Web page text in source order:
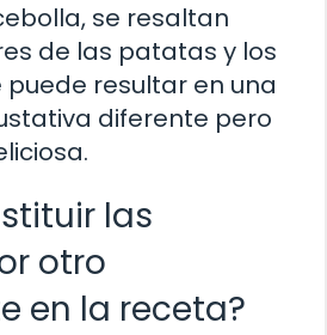
se resaltan
de las patatas y los
puede resultar en una
diferente pero
las
otro
en la receta?